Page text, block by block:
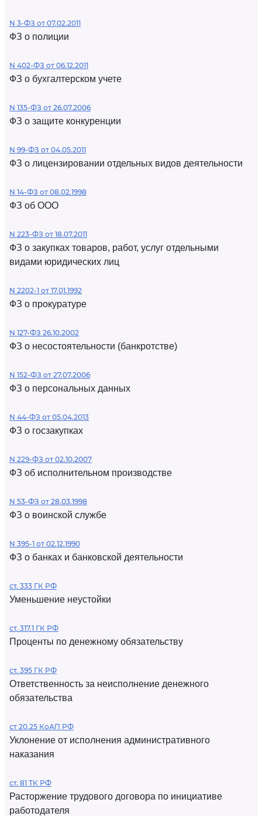
N 3-ФЗ от 07.02.2011
ФЗ о полиции
N 402-ФЗ от 06.12.2011
ФЗ о бухгалтерском учете
N 135-ФЗ от 26.07.2006
ФЗ о защите конкуренции
N 99-ФЗ от 04.05.2011
ФЗ о лицензировании отдельных видов деятельности
N 14-ФЗ от 08.02.1998
ФЗ об ООО
N 223-ФЗ от 18.07.2011
ФЗ о закупках товаров, работ, услуг отдельными
видами юридических лиц
N 2202-1 от 17.01.1992
ФЗ о прокуратуре
N 127-ФЗ 26.10.2002
ФЗ о несостоятельности (банкротстве)
N 152-ФЗ от 27.07.2006
ФЗ о персональных данных
N 44-ФЗ от 05.04.2013
ФЗ о госзакупках
N 229-ФЗ от 02.10.2007
ФЗ об исполнительном производстве
N 53-ФЗ от 28.03.1998
ФЗ о воинской службе
N 395-1 от 02.12.1990
ФЗ о банках и банковской деятельности
ст. 333 ГК РФ
Уменьшение неустойки
ст. 317.1 ГК РФ
Проценты по денежному обязательству
ст. 395 ГК РФ
Ответственность за неисполнение денежного
обязательства
ст 20.25 КоАП РФ
Уклонение от исполнения административного
наказания
ст. 81 ТК РФ
Расторжение трудового договора по инициативе
работодателя